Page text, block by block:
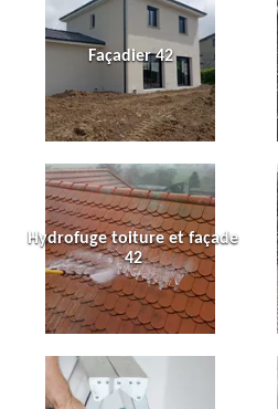
Façadier 42
Hydrofuge toiture et façade
42